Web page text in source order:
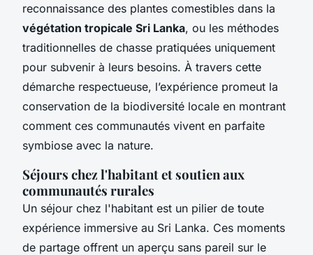
reconnaissance des plantes comestibles dans la
végétation tropicale Sri Lanka, ou les méthodes
traditionnelles de chasse pratiquées uniquement
pour subvenir à leurs besoins. À travers cette
démarche respectueuse, l’expérience promeut la
conservation de la biodiversité locale en montrant
comment ces communautés vivent en parfaite
symbiose avec la nature.
Séjours chez l'habitant et soutien aux
communautés rurales
Un séjour chez l'habitant est un pilier de toute
expérience immersive au Sri Lanka. Ces moments
de partage offrent un aperçu sans pareil sur le